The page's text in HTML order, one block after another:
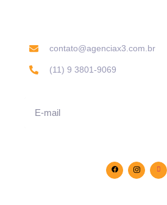
contato@agenciax3.com.br
(11) 9 3801-9069